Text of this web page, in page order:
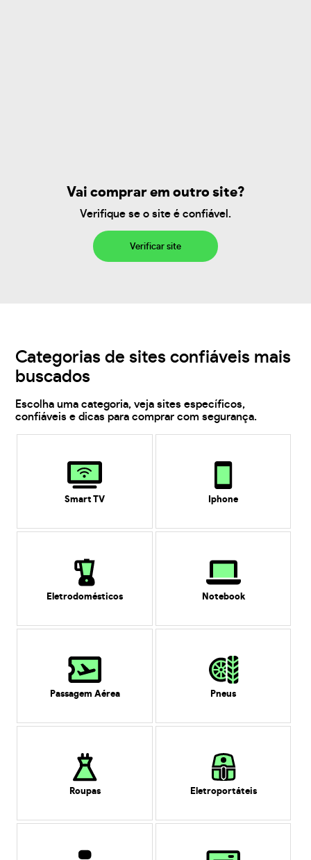
Vai comprar em outro site?
Verifique se o site é confiável.
Verificar site
Categorias de sites confiáveis mais
buscados
Escolha uma categoria, veja sites específicos,
confiáveis e dicas para comprar com segurança.
Smart TV Iphone
Eletrodomésticos Notebook
Passagem Aérea Pneus
Roupas Eletroportáteis